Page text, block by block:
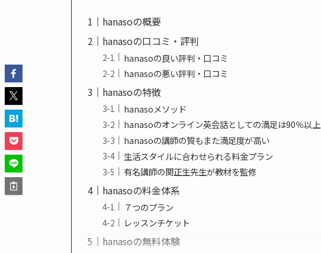
hanasoの概要
hanasoの口コミ・評判
hanasoの良い評判・口コミ
hanasoの悪い評判・口コミ
hanasoの特徴
hanasoメソッド
hanasoのオンライン英会話としての満足は90％以上
hanasoの講師の質もまた満足度が高い
生活スタイルに合わせられる料金プラン
有名講師の関正生先生が教材を監修
hanasoの料金体系
７つのプラン
レッスンチケット
hanasoの無料体験